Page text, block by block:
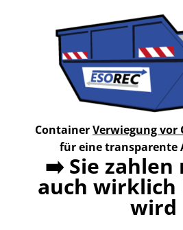
ContainerVerwiegung vor
für eine transparente
➡️Sie zahlen
auch wirklich
wird